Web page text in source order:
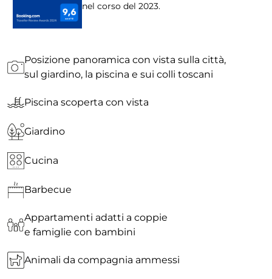
nel corso del 2023.
Posizione panoramica con vista sulla città,
sul giardino, la piscina e sui colli toscani
Piscina scoperta con vista
Giardino
Cucina
Barbecue
Appartamenti adatti a coppie
e famiglie con bambini
Animali da compagnia ammessi